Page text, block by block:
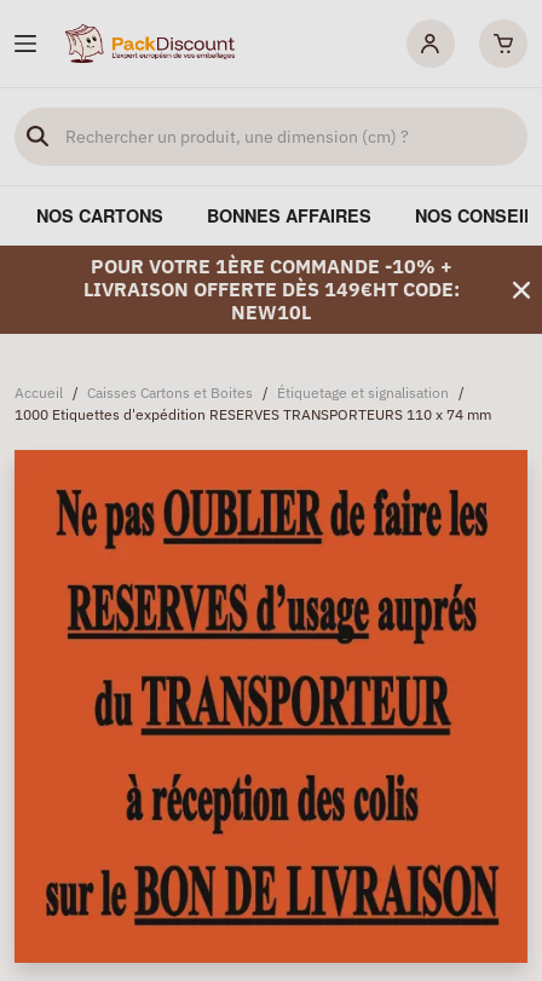
NOS CARTONS BONNES AFFAIRES NOS
POUR VOTRE 1ÈRE COMMANDE -10% +
LIVRAISON OFFERTE DÈS 149€HT CODE:
NEW10L
Accueil / Caisses Cartons et Boites / Étiquetage et signalisation /
1000 Etiquettes d'expédition RESERVES TRANSPORTEURS 110 x 74 mm